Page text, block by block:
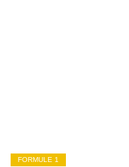
FORMULE 1